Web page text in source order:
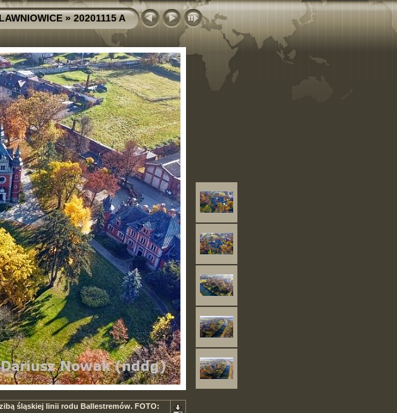
»20201115 A
śląskiej linii rodu Ballestremów. FOTO: